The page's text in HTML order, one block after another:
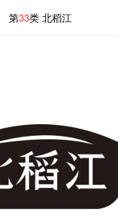
第33类 北稻江